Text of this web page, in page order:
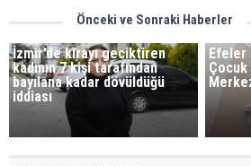
Önceki ve Sonraki Haberler
İzmir’de kirayı geciktiren
kadının 7 kişi tarafından
bayılana kadar dövüldüğü
iddiası
Efeler